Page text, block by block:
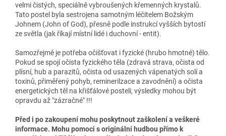
velmi čistých, speciálně vybroušených křemenných krystalů.
Tato postel byla sestrojena samotným léčitelem Božským
Johnem (John of God), přesně podle instrukcí vyšších bytostí
ze světla (jak říkají místní lidé i duchovní - entit).
Samozřejmě je potřeba očišťovat i fyzické (hrubo hmotné) tělo.
Pokud se spojí očista fyzického těla (zdravá strava, očista od
plísní, hub a parazitů, očista od usazených vápenatých solí a
toxinů, přiměřený pohyb, reminerilzace a zavodnění) a očista
energetických těl na křišťálové posteli, výsledky mohou být
opravdu až "zázračné" !!!
Před i po zakoupení mohu poskytnout zaškolení a veškeré
informace. Mohu pomoci s originální hudbou přímo k